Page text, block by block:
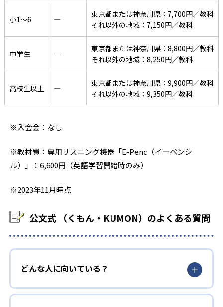
小1〜6 ―
東京都または神奈川県：7,700円／教科
それ以外の地域：7,150円／教科
中学生 ―
東京都または神奈川県：8,800円／教科
それ以外の地域：8,250円／教科
高校生以上 ―
東京都または神奈川県：9,900円／教科
それ以外の地域：9,350円／教科
※入会金：なし
※教材費：専用リスニング機器「E-Penc（イーペンシ
ル）」：6,600円（英語学習開始時のみ）
※2023年11月時点
公文式 （くもん・KUMON）のよくある質問
どんな人に向いている？